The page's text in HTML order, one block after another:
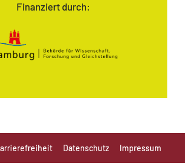
Finanziert durch:
Datenschutz Impressum